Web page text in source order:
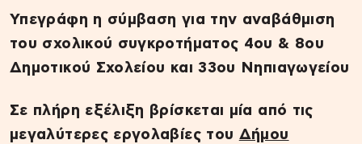
Υπεγράφη η σύμβαση για την αναβάθμιση
του σχολικού συγκροτήματος 4ου & 8ου
Δημοτικού Σχολείου και 33ου Νηπιαγωγείου
Σε πλήρη εξέλιξη βρίσκεται μία από τις
μεγαλύτερες εργολαβίες του Δήμου